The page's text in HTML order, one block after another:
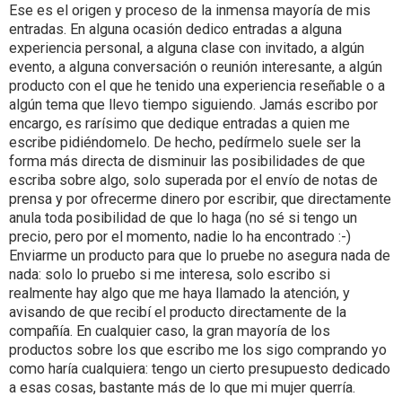
Ese es el origen y proceso de la inmensa mayoría de mis
entradas. En alguna ocasión dedico entradas a alguna
experiencia personal, a alguna clase con invitado, a algún
evento, a alguna conversación o reunión interesante, a algún
producto con el que he tenido una experiencia reseñable o a
algún tema que llevo tiempo siguiendo. Jamás escribo por
encargo, es rarísimo que dedique entradas a quien me
escribe pidiéndomelo. De hecho, pedírmelo suele ser la
forma más directa de disminuir las posibilidades de que
escriba sobre algo, solo superada por el envío de notas de
prensa y por ofrecerme dinero por escribir, que directamente
anula toda posibilidad de que lo haga (no sé si tengo un
precio, pero por el momento, nadie lo ha encontrado :-)
Enviarme un producto para que lo pruebe no asegura nada de
nada: solo lo pruebo si me interesa, solo escribo si
realmente hay algo que me haya llamado la atención, y
avisando de que recibí el producto directamente de la
compañía. En cualquier caso, la gran mayoría de los
productos sobre los que escribo me los sigo comprando yo
como haría cualquiera: tengo un cierto presupuesto dedicado
a esas cosas, bastante más de lo que mi mujer querría.